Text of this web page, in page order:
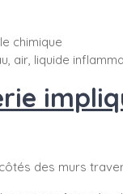
chimique
air, liquide
des murs